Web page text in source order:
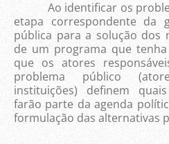
Ao identificar os
etapa correspondente da
pública para a solução dos
de um programa que
que os atores
problema público
instituições) definem
farão parte da agenda
formulação das alternativas